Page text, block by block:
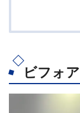
ビフォ